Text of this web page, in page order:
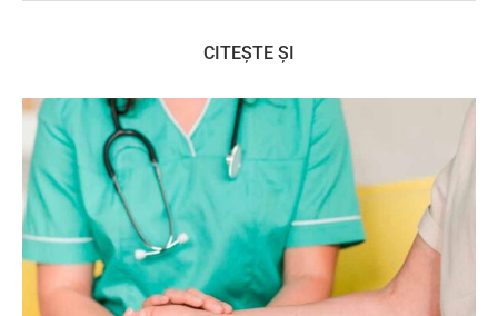
CITEȘTE ȘI